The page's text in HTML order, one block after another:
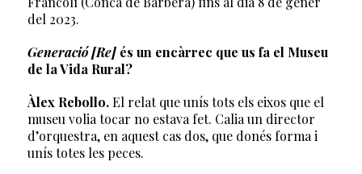
del 2023.
Generació [Re]és un encàrrec que us fa el Museu
de la Vida Rural?
Àlex Rebollo.El relat que unís tots els eixos que el
museu volia tocar no estava fet. Calia un director
d’orquestra, en aquest cas dos, que donés forma i
unís totes les peces.